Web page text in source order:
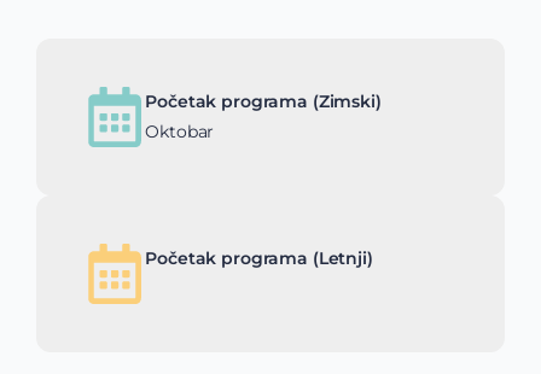
Početak programa (Zimski)
Oktobar
Početak programa (Letnji)